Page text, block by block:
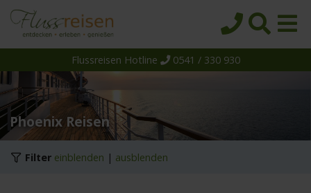
Top-Angebote
Reiseziele
Themen
Reedereien
Flussreisen Hotline 0541 / 330 930
Phoenix Reisen
Filter einblenden | ausblenden